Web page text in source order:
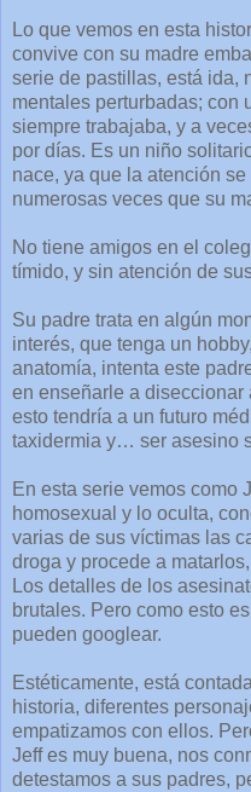
Lo que vemos en esta
convive con su madre
serie de pastillas, está ida,
mentales perturbadas; con
siempre trabajaba, y a
por días. Es un niño
nace, ya que la atención
numerosas veces que su
No tiene amigos en el
tímido, y sin atención de
Su padre trata en algún
interés, que tenga un
anatomía, intenta este
en enseñarle a diseccionar
esto tendría a un futuro
taxidermia y… ser asesino
En esta serie vemos como
homosexual y lo oculta,
varias de sus víctimas las
droga y procede a
Los detalles de los
brutales. Pero como esto
pueden googlear.
Estéticamente, está
historia, diferentes
empatizamos con ellos.
Jeff es muy buena, nos
detestamos a sus padres,